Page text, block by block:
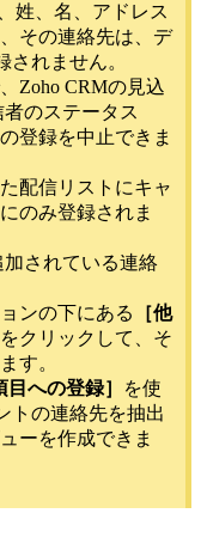
姓、名、アドレス
その連絡先は、デ
されません。
Zoho CRMの見込
のステータス
登録を中止できま
配信リストにキャ
のみ登録されま
されている連絡
ンの下にある
［他
クリックして、そ
す。
への登録］
を使
トの連絡先を抽出
ーを作成できま